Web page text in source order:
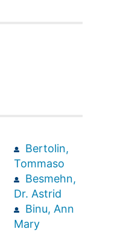
Bertolin,
Tommaso
Besmehn,
Dr. Astrid
Binu, Ann
Mary